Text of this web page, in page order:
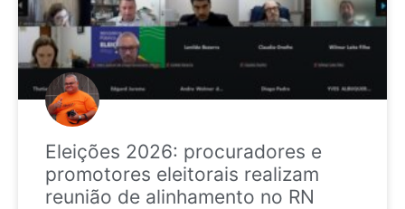
Eleições 2026: procuradores e
promotores eleitorais realizam
reunião de alinhamento no RN